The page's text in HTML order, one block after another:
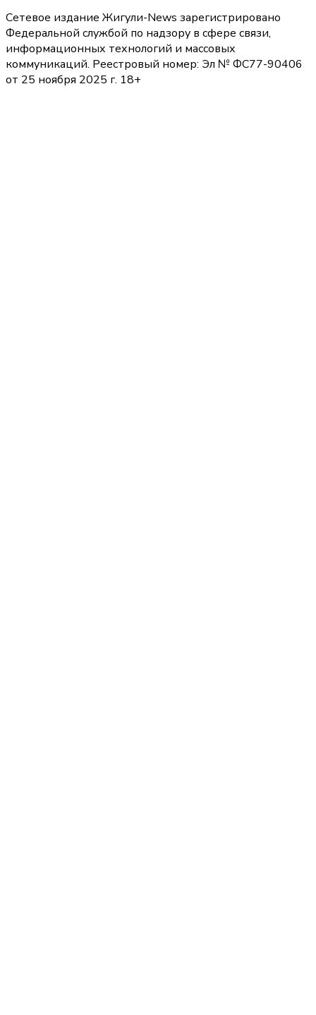
Сетевое издание Жигули-News зарегистрировано
Федеральной службой по надзору в сфере связи,
информационных технологий и массовых
коммуникаций. Реестровый номер: Эл № ФС77-90406
от 25 ноября 2025 г. 18+